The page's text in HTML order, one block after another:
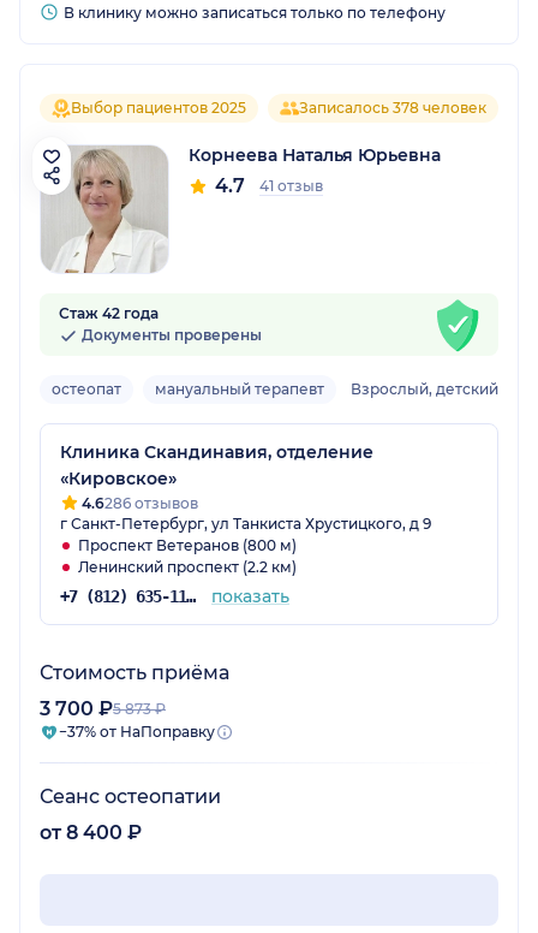
В клинику можно записаться только по телефону
Выбор пациентов 2025 Записалось 378 человек
Корнеева Наталья Юрьевна
4.7 41 отзыв
Стаж 42 года
Документы проверены
остеопат мануальный терапевт Взрослый, детский
Клиника Скандинавия, отделение
«Кировское»
4.6286 отзывов
г Санкт-Петербург, ул Танкиста Хрустицкого, д 9
Проспект Ветеранов (800 м)
Ленинский проспект (2.2 км)
+7 (812) 635-11-79 показать
Стоимость приёма
3 700 ₽5 873 ₽
−37% от НаПоправку
Сеанс остеопатии
от 8 400 ₽